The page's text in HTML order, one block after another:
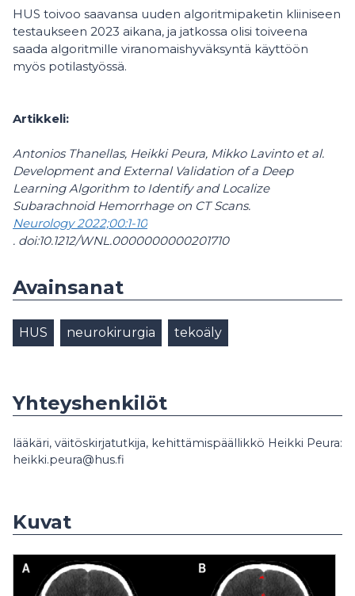
HUS toivoo saavansa uuden algoritmipaketin kliiniseen
testaukseen 2023 aikana, ja jatkossa olisi toiveena
saada algoritmille viranomaishyväksyntä käyttöön
myös potilastyössä.
Artikkeli:
Antonios Thanellas, Heikki Peura, Mikko Lavinto et al.
Development and External Validation of a Deep
Learning Algorithm to Identify and Localize
Subarachnoid Hemorrhage on CT Scans.
Neurology 2022;00:1-10
. doi:10.1212/WNL.0000000000201710
Avainsanat
HUS neurokirurgia tekoäly
Yhteyshenkilöt
lääkäri, väitöskirjatutkija, kehittämispäällikkö Heikki Peura:
heikki.peura@hus.fi
Kuvat